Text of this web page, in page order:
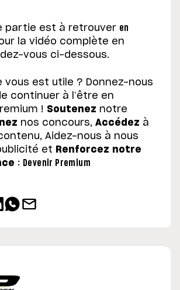
partie est à retrouver en
la vidéo complète en
vous ci-dessous.
vous est utile ? Donnez-nous
continuer à l’être en
! Soutenez notre
nos concours, Accédez à
Aidez-nous à nous
et Renforcez notre
: Devenir Premium